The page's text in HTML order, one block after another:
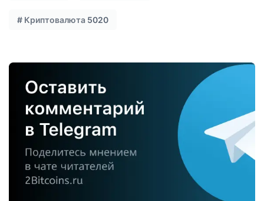
# Криптовалюта 5020